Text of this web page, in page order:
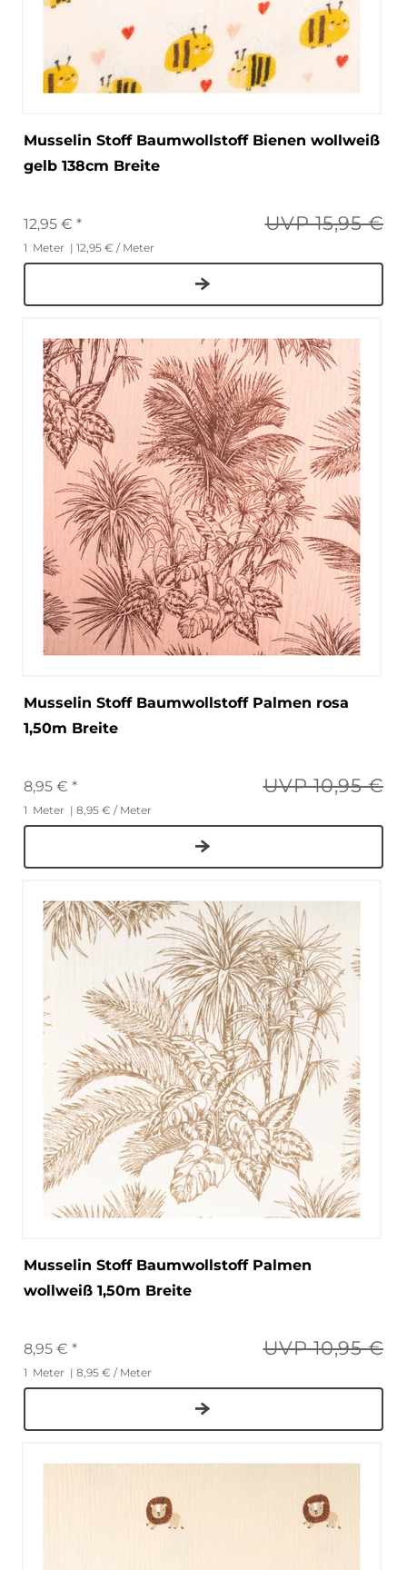
Musselin Stoff Baumwollstoff Bienen wollweiß
gelb 138cm Breite
UVP 15,95 €
12,95 € *
1 Meter | 12,95 € / Meter
Musselin Stoff Baumwollstoff Palmen rosa
1,50m Breite
UVP 10,95 €
8,95 € *
1 Meter | 8,95 € / Meter
Musselin Stoff Baumwollstoff Palmen
wollweiß 1,50m Breite
UVP 10,95 €
8,95 € *
1 Meter | 8,95 € / Meter